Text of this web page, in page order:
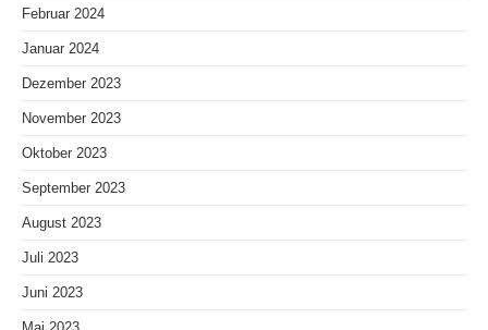
Februar 2024
Januar 2024
Dezember 2023
November 2023
Oktober 2023
September 2023
August 2023
Juli 2023
Juni 2023